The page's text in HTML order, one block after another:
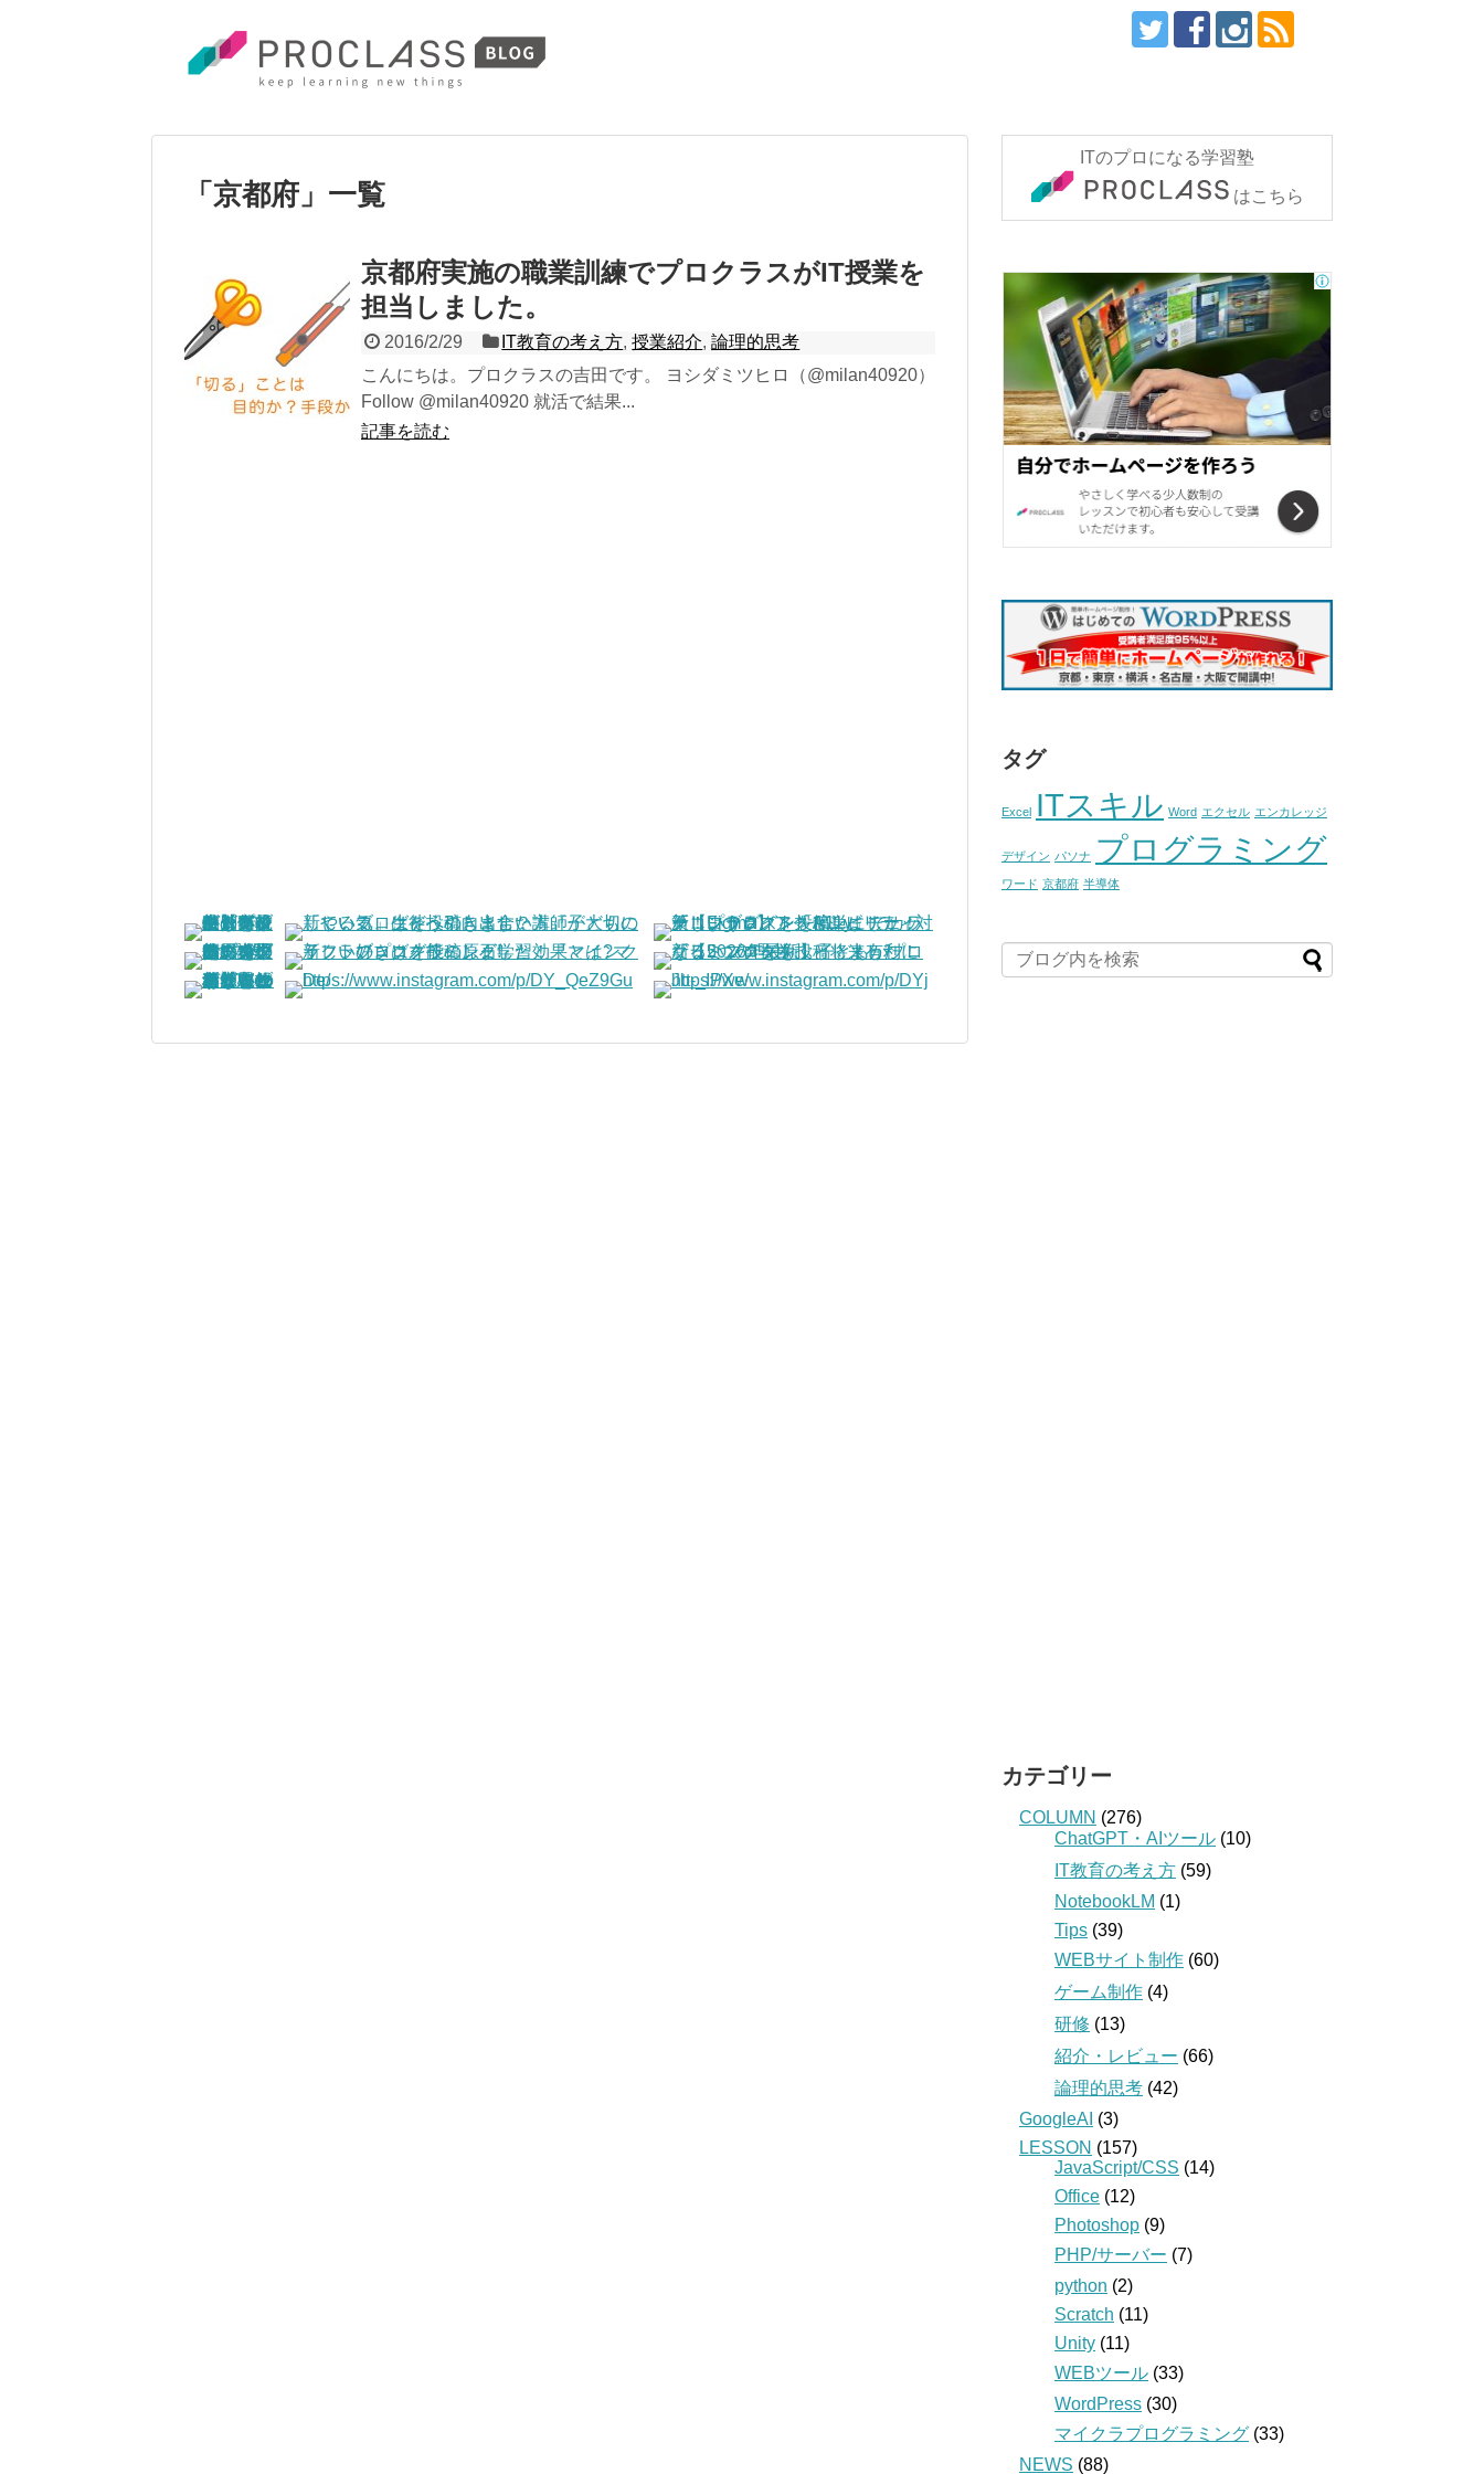
「 京都府 」 一覧
京都府実施の職業訓練でプロクラスがIT授業を
担当しました。
2016/2/29 IT教育の考え方,授業紹介,論理的思考
こんにちは。プロクラスの吉田です。 ヨシダミツヒロ（@milan40920）
Follow @milan40920 就活で結果...
記事を読む
ITのプロになる学習塾
はこちら
タグ
Excel ITスキル Word エクセル エンカレッジ
デザイン パソナ プログラミング
ワード 京都府 半導体
カテゴリー
COLUMN (276)
ChatGPT・AIツール (10)
IT教育の考え方 (59)
NotebookLM (1)
Tips (39)
WEBサイト制作 (60)
ゲーム制作 (4)
研修 (13)
紹介・レビュー (66)
論理的思考 (42)
GoogleAI (3)
LESSON (157)
JavaScript/CSS (14)
Office (12)
Photoshop (9)
PHP/サーバー (7)
python (2)
Scratch (11)
Unity (11)
WEBツール (33)
WordPress (30)
マイクラプログラミング (33)
NEWS (88)